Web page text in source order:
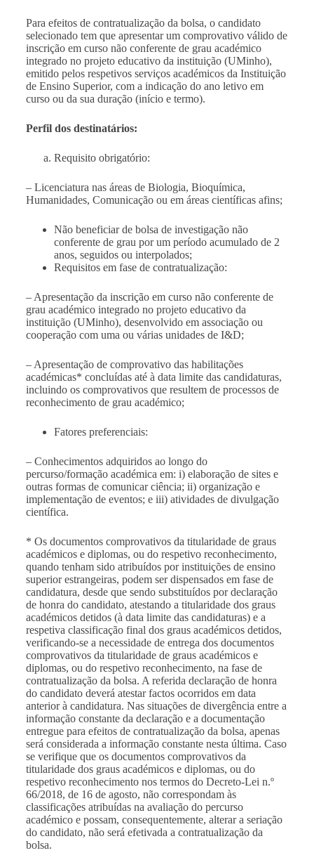
Para efeitos de contratualização da bolsa, o candidato
selecionado tem que apresentar um comprovativo válido de
inscrição em curso não conferente de grau académico
integrado no projeto educativo da instituição (UMinho),
emitido pelos respetivos serviços académicos da Instituição
de Ensino Superior, com a indicação do ano letivo em
curso ou da sua duração (início e termo).
Perfil dos destinatários:
Requisito obrigatório:
– Licenciatura nas áreas de Biologia, Bioquímica,
Humanidades, Comunicação ou em áreas científicas afins;
Não beneficiar de bolsa de investigação não
conferente de grau por um período acumulado de 2
anos, seguidos ou interpolados;
Requisitos em fase de contratualização:
– Apresentação da inscrição em curso não conferente de
grau académico integrado no projeto educativo da
instituição (UMinho), desenvolvido em associação ou
cooperação com uma ou várias unidades de I&D;
– Apresentação de comprovativo das habilitações
académicas* concluídas até à data limite das candidaturas,
incluindo os comprovativos que resultem de processos de
reconhecimento de grau académico;
Fatores preferenciais:
– Conhecimentos adquiridos ao longo do
percurso/formação académica em: i) elaboração de sites e
outras formas de comunicar ciência; ii) organização e
implementação de eventos; e iii) atividades de divulgação
científica.
* Os documentos comprovativos da titularidade de graus
académicos e diplomas, ou do respetivo reconhecimento,
quando tenham sido atribuídos por instituições de ensino
superior estrangeiras, podem ser dispensados em fase de
candidatura, desde que sendo substituídos por declaração
de honra do candidato, atestando a titularidade dos graus
académicos detidos (à data limite das candidaturas) e a
respetiva classificação final dos graus académicos detidos,
verificando-se a necessidade de entrega dos documentos
comprovativos da titularidade de graus académicos e
diplomas, ou do respetivo reconhecimento, na fase de
contratualização da bolsa. A referida declaração de honra
do candidato deverá atestar factos ocorridos em data
anterior à candidatura. Nas situações de divergência entre a
informação constante da declaração e a documentação
entregue para efeitos de contratualização da bolsa, apenas
será considerada a informação constante nesta última. Caso
se verifique que os documentos comprovativos da
titularidade dos graus académicos e diplomas, ou do
respetivo reconhecimento nos termos do Decreto-Lei n.º
66/2018, de 16 de agosto, não correspondam às
classificações atribuídas na avaliação do percurso
académico e possam, consequentemente, alterar a seriação
do candidato, não será efetivada a contratualização da
bolsa.